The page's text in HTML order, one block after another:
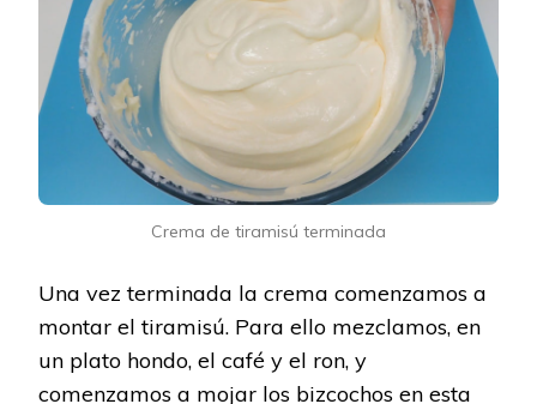
Crema de tiramisú terminada
Una vez terminada la crema comenzamos a
montar el tiramisú. Para ello mezclamos, en
un plato hondo, el café y el ron, y
comenzamos a mojar los bizcochos en esta